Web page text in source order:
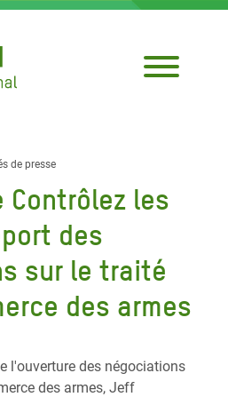
de presse
Contrôlez les
des
sur le traité
des armes
l'ouverture des négociations
des armes, Jeff